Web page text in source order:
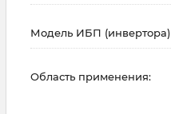
Модель ИБП (инвертора)
Область применения: